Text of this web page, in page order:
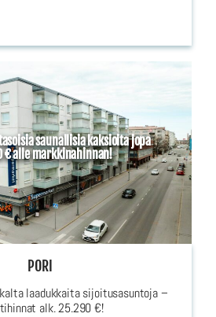
saunallisia kaksioita jopa
€ alle markkinahinnan!
PORI
laadukkaita sijoitusasuntoja –
alk. 25.290 €!